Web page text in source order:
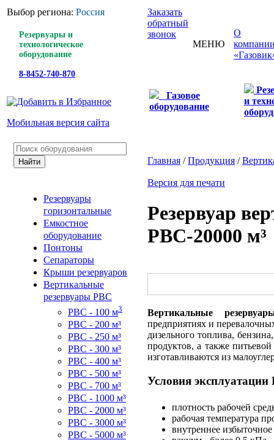
Выбор региона: Россия
Резервуары и
технологическое
оборудование
8-8452-740-870
Мобильная версия сайта
Заказать
обратный
звонок
МЕНЮ
О
Газовое
оборудование
и
Резервуары
горизонтальные
Емкостное
оборудование
Понтоны
Сепараторы
Крыши резервуаров
Вертикальные
резервуары РВС
РВС - 100 м3
РВС - 200 м³
РВС - 250 м³
РВС - 300 м³
РВС - 400 м³
РВС - 500 м³
РВС - 700 м³
РВС - 1000 м³
РВС - 2000 м³
РВС - 3000 м³
РВС - 5000 м³
Главная /Продукция /
Версия для печати
Резервуар
РВС-20000 м³
Вертикальные
предприятиях и
дизельного топлива,
продуктов, а также
изготавливаются из
Условия
плотность рабочей
рабочая температура
внутреннее